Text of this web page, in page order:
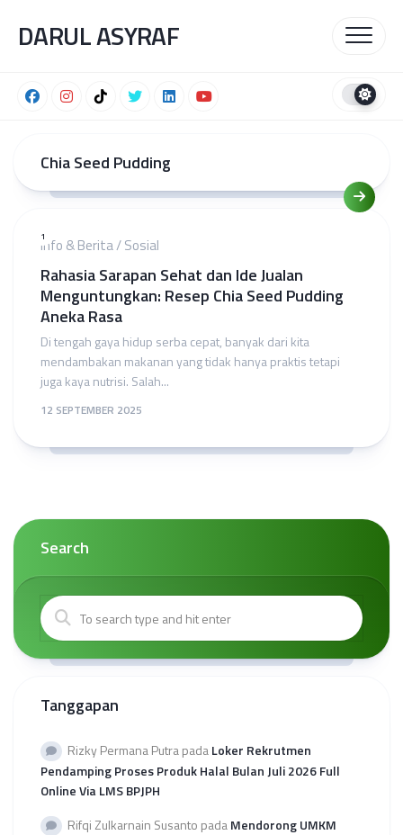
content
DARUL ASYRAF
Chia Seed Pudding
1Info & Berita/Sosial
Rahasia Sarapan Sehat dan Ide Jualan
Menguntungkan: Resep Chia Seed Pudding
Aneka Rasa
Di tengah gaya hidup serba cepat, banyak dari kita
mendambakan makanan yang tidak hanya praktis tetapi
juga kaya nutrisi. Salah...
12 SEPTEMBER 2025
Search
Tanggapan
Rizky Permana PutrapadaLoker Rekrutmen
Pendamping Proses Produk Halal Bulan Juli 2026 Full
Online Via LMS BPJPH
Rifqi Zulkarnain Susanto padaMendorong UMKM